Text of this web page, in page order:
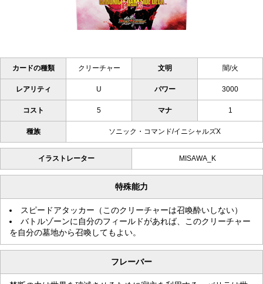
カードの種類 クリーチャー 文明 闇/火
レアリティ U パワー 3000
コスト 5 マナ 1
種族 ソニック・コマンド/イニシャルズX
イラストレーター MISAWA_K
特殊能力
スピードアタッカー（このクリーチャーは召喚酔いしない）
バトルゾーンに自分のフィールドがあれば、このクリーチャー
を自分の墓地から召喚してもよい。
フレーバー